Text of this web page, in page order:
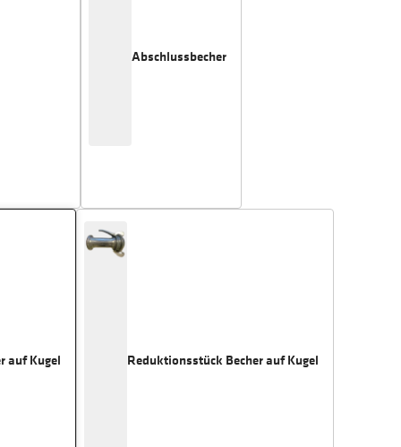
Abschlussbecher
auf Kugel Reduktionsstück Becher auf Kugel